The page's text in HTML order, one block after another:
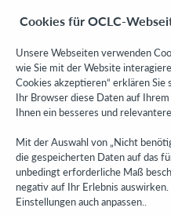
Community
Research
WebJunction
Developer Network
Get the latest product updates,
right to your inbox.
Subscribe now
Cookies für OCLC-
Unsere Webseiten verwenden
wie Sie mit der Website
Cookies akzeptieren“ erklären Sie
Ihr Browser diese Daten auf
Ihnen ein besseres und
Mit der Auswahl von „Nicht
die gespeicherten Daten auf das
unbedingt erforderliche Maß
negativ auf Ihr Erlebnis
Einstellungen auch anpassen..